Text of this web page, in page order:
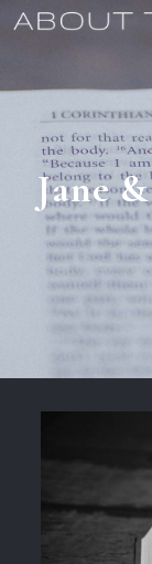
Jane